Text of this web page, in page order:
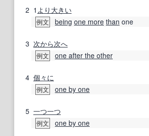
2 1 より大きい
例文 being one more than one
3 次から次へ
例文 one after the other
4 個々に
例文 one by one
5 一つ一つ
例文 one by one